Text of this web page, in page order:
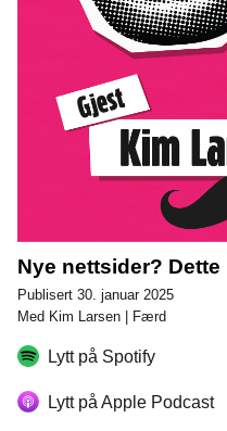
Nye nettsider?
Publisert 30. januar 2025
Med Kim Larsen | Færd
Lytt på Spotify
Lytt på Apple Podcast